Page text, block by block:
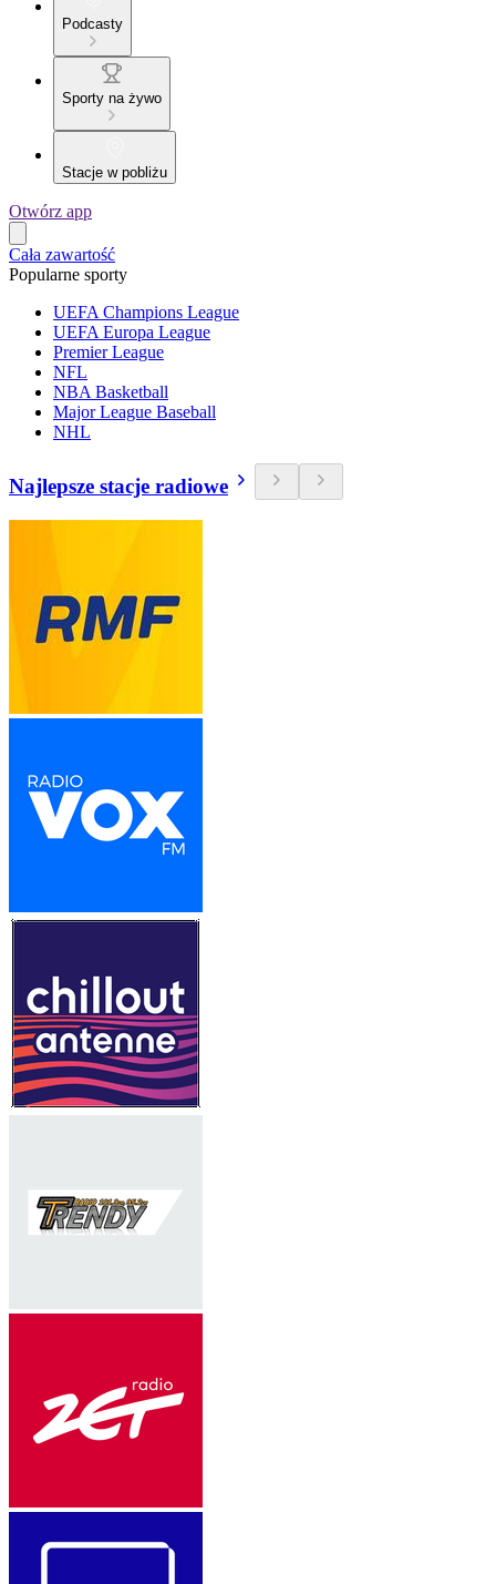
Podcasty
Sporty na żywo
Stacje w pobliżu
Otwórz app
Cała zawartość
Popularne sporty
UEFA Champions League
UEFA Europa League
Premier League
NFL
NBA Basketball
Major League Baseball
NHL
Najlepsze stacje radiowe